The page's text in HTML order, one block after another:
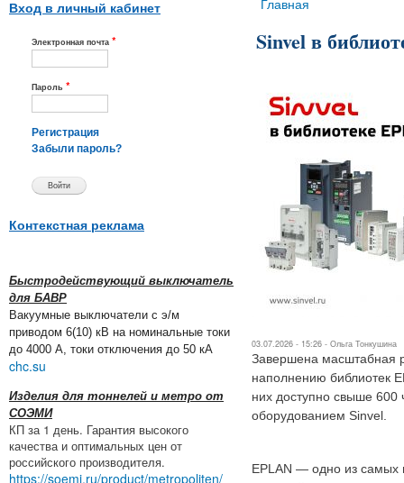
Вход в личный кабинет
Электронная почта *
Пароль *
Регистрация
Забыли пароль?
Контекстная реклама
Быстродействующий выключатель
для БАВР
Вакуумные выключатели с э/м
приводом 6(10) кВ на номинальные токи
до 4000 А, токи отключения до 50 кА
chc.su
Изделия для тоннелей и метро от
СОЭМИ
КП за 1 день. Гарантия высокого
качества и оптимальных цен от
российского производителя.
https://soemi.ru/product/metropoliten/
Вы здесь
Главная
Sinvel в
03.07.2026 - 15:26 - Ольга Тонкушина
Завершена масштабная
наполнению библиотек
них доступно свыше 600
оборудованием Sinvel.
EPLAN — одно из самых